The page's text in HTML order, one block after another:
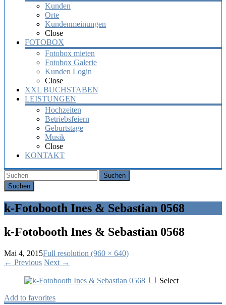
Kunden
Orte
Kundenmeinungen
Close
FOTOBOX
Fotobox mieten
Fotobox Galerie
Kunden Login
Close
XXL BUCHSTABEN
LEISTUNGEN
Hochzeiten
Betriebsfeiern
Geburtstage
Musik
Close
KONTAKT
Suchen
k-Fotobooth Ines & Sebastian 0568
k-Fotobooth Ines & Sebastian 0568
Mai 4, 2015Full resolution (960 × 640)
← Previous Next →
Select
Add to favorites